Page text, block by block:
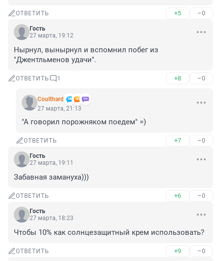
ОТВЕТИТЬ +5 –0
Гость
27 марта, 19:12
Нырнул, вынырнул и вспомнил побег из
"Джентльменов удачи".
ОТВЕТИТЬ 1 +8 –0
Coulthard
27 марта, 21:13
"А говорил порожняком поедем" =)
ОТВЕТИТЬ +7 –0
Гость
27 марта, 19:11
Забавная замануха)))
ОТВЕТИТЬ +6 –0
Гость
27 марта, 18:23
Чтобы 10% как солнцезащитный крем использовать?
ОТВЕТИТЬ +9 –0